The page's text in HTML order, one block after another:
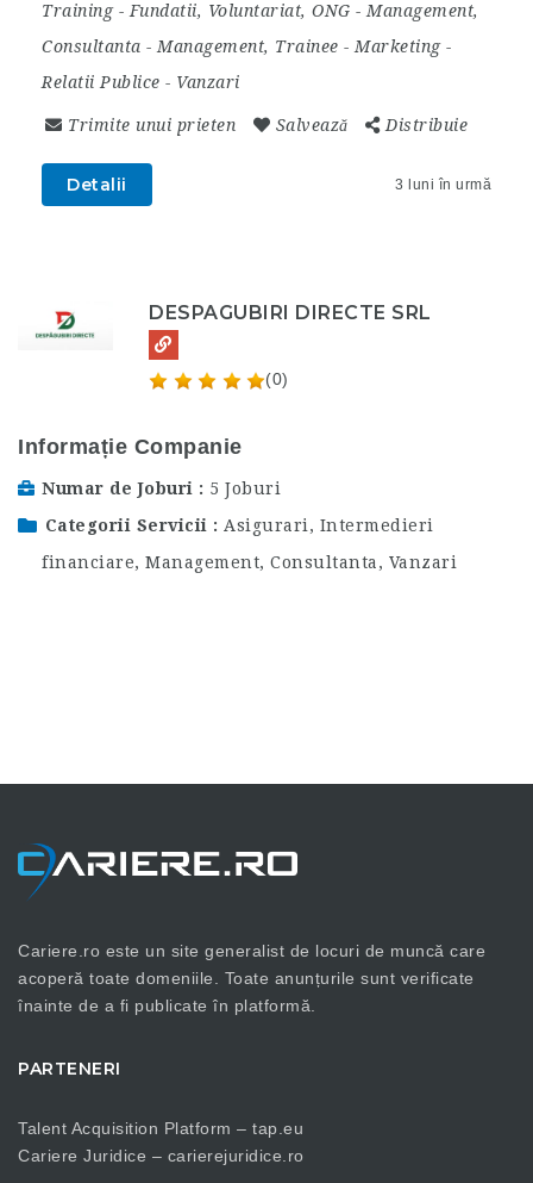
Training-Fundatii, Voluntariat, ONG -Management,
Consultanta -Management, Trainee -Marketing-
Relatii Publice - Vanzari
Trimite unui prieten Salvează Distribuie
Detalii 3 luni în urmă
DESPAGUBIRI DIRECTE SRL
(0)
Informație Companie
Numar de Joburi
5 Joburi
Categorii Servicii
Asigurari, Intermedieri
financiare, Management, Consultanta, Vanzari
Cariere.ro este un site generalist de locuri de muncă care
acoperă toate domeniile. Toate anunțurile sunt verificate
înainte de a fi publicate în platformă.
PARTENERI
Talent Acquisition Platform – tap.eu
Cariere Juridice – carierejuridice.ro